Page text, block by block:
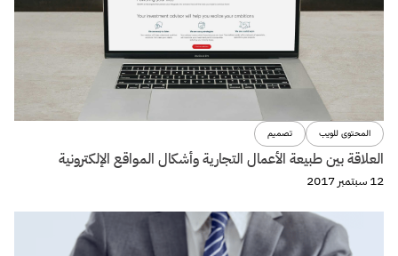
المحتوى للويب تصميم
العلاقة بين طبيعة الأعمال التجارية وأشكال المواقع الإلكترونية
12 سبتمبر 2017